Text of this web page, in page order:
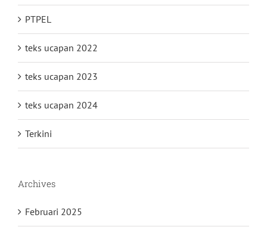
PTPEL
teks ucapan 2022
teks ucapan 2023
teks ucapan 2024
Terkini
Archives
Februari 2025